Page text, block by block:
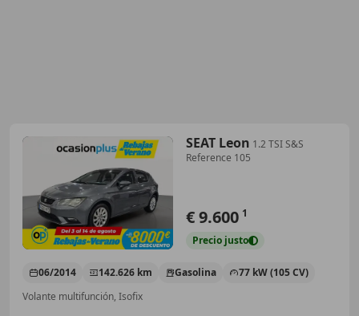
SEAT Leon 1.2 TSI S&S
Reference 105
€ 9.600 1
Precio justo
06/2014 142.626 km Gasolina
77 kW (105 CV)
Volante multifunción, Isofix